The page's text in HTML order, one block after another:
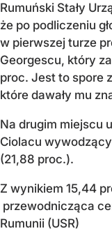
Rumuński Stały
że po podliczeniu
w pierwszej turze
Georgescu, który
proc. Jest to spore
które dawały mu
Na drugim miejscu
Ciolacu
(21,88 proc.).
Z wynikiem 15,44
przewodnicząca
Rumunii (USR)